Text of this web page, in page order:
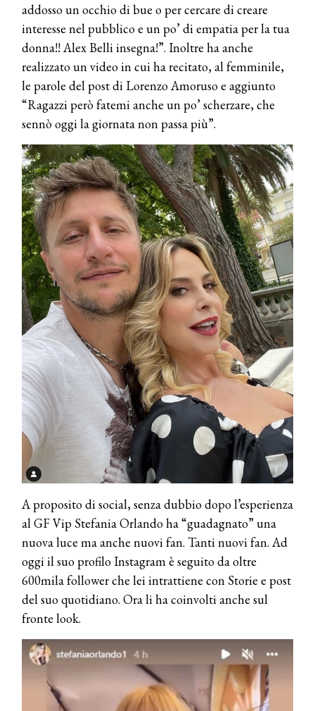
addosso un occhio di bue o per cercare di creare
interesse nel pubblico e un po’ di empatia per la tua
donna!! Alex Belli insegna!”. Inoltre ha anche
realizzato un video in cui ha recitato, al femminile,
le parole del post di Lorenzo Amoruso e aggiunto
“Ragazzi però fatemi anche un po’ scherzare, che
sennò oggi la giornata non passa più”.
A proposito di social, senza dubbio dopo l’esperienza
al GF Vip Stefania Orlando ha “guadagnato” una
nuova luce ma anche nuovi fan. Tanti nuovi fan. Ad
oggi il suo profilo Instagram è seguito da oltre
600mila follower che lei intrattiene con Storie e post
del suo quotidiano. Ora li ha coinvolti anche sul
fronte look.